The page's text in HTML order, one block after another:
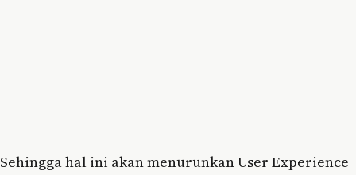
Sehingga hal ini akan menurunkan User Experience